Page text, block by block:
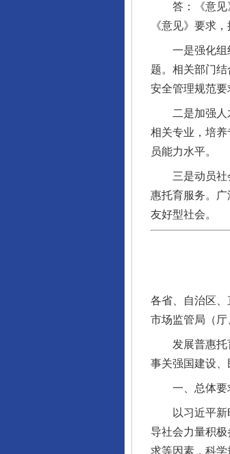
答：《意见》
《意见》要求
一是强化组织
题。相关部门
安全管理规范要
二是加强人才
相关专业，培养
员能力水平。
三是动员社会
惠托育服务。
友好型社会。
各省、自治区
市场监管局（厅
发展普惠托育
事关强国建设、
一、总体要
以习近平新时
导社会力量积
求等因素，科